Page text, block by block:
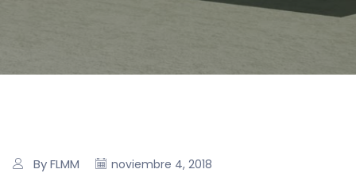
By FLMM noviembre 4, 2018